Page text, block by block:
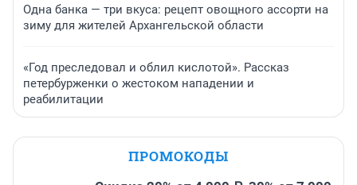
Одна банка — три вкуса: рецепт овощного ассорти на
зиму для жителей Архангельской области
«Год преследовал и облил кислотой». Рассказ
петербурженки о жестоком нападении и
реабилитации
ПРОМОКОДЫ